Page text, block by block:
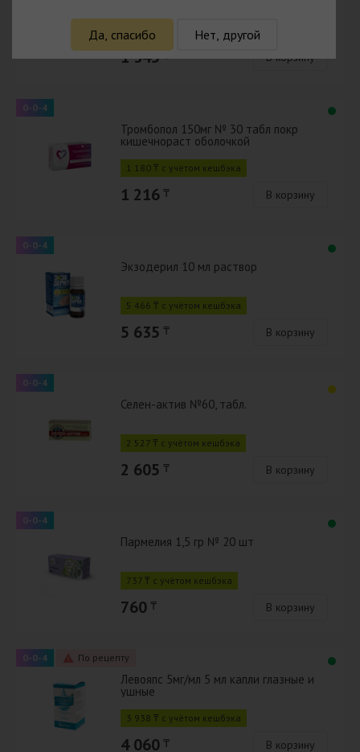
1 305 ₸ с учётом кешбэка
1 345 ₸ В корзину
0-0-4
Тромбопол 150мг № 30 табл покр
кишечнораст оболочкой
1 180 ₸ с учётом кешбэка
1 216 ₸ В корзину
0-0-4
Экзодерил 10 мл раствор
5 466 ₸ с учётом кешбэка
5 635 ₸ В корзину
0-0-4
Селен-актив №60, табл.
2 527 ₸ с учётом кешбэка
2 605 ₸ В корзину
0-0-4
Пармелия 1,5 гр № 20 шт
737 ₸ с учётом кешбэка
760 ₸ В корзину
0-0-4 По рецепту
Левояпс 5мг/мл 5 мл капли глазные и
ушные
3 938 ₸ с учётом кешбэка
4 060 ₸ В корзину
Да, спасибо Нет, другой